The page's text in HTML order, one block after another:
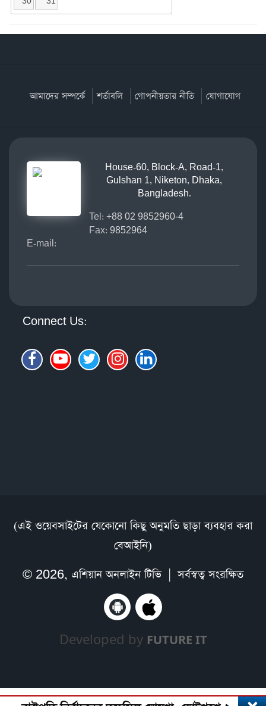
আমাদের সম্পর্কে শর্তাবলি গোপনীয়তার নীতি যোগাযোগ
House-60, Block-A, Road-1,
Gulshan 1, Niketon, Dhaka,
Bangladesh.
Tel: +88 02 9852960-4
Fax: 9852964
E-mail:
Connect Us:
(এই ওয়েবসাইটের যেকোনো কিছু অনুমতি ছাড়া ব্যবহার করা
বেআইনি)
© 2026, এশিয়ান অনলাইন টিভি| সর্বস্বত্ব সংরক্ষিত
Developed by FUTURE IT